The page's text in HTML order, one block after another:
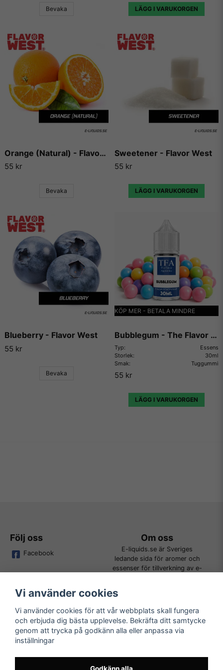
Bevaka LÄGG I VARUKORGEN
Orange (Natural) - Flavor West
55 kr
Bevaka
Sweetener - Flavor West
55 kr
LÄGG I VARUKORGEN
Blueberry - Flavor West
55 kr
Bevaka
KÖP MER - BETALA MINDRE
Bubblegum - The Flavor Apprentice
Typ:
Essens
Storlek:
30ml
Smak:
Tuggummi
55 kr
LÄGG I VARUKORGEN
Vill du ha tips på blandningar och recept som du kan
använda dessa aromer till, så finns det en hel uppsjö av
lägga ut sina egna e-juice recept. Vi väljer dock att inte länka
vidare till några sådana recept då vi inte vill rekommendera
något recept på en e-juice vi själva inte har kunnat testa.
Följ oss
Facebook
Om oss
E-liquids.se är Sveriges
ledande sida för aromer och
essenser för tillverkning av e-
Kundtjänst
Tveka inte att kontakta oss på
order@e-liquids.se om du har
några frågor, funderingar eller
önskemål om produkter!
Läs mer
Vi använder cookies
Vi använder cookies för att vår webbplats skall fungera
och erbjuda dig bästa upplevelse. Bekräfta ditt samtycke
genom att trycka på godkänn alla eller anpassa via
inställningar
Godkänn alla